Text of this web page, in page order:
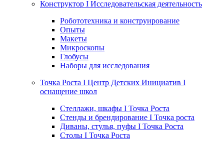
Конструктор I Исследовательская деятельность
Робототехника и конструирование
Опыты
Макеты
Микроскопы
Глобусы
Наборы для исследования
Точка Роста I Центр Детских Инициатив I
оснащение школ
Стеллажи, шкафы I Точка Роста
Стенды и брендирование I Точка роста
Диваны, стулья, пуфы I Точка Роста
Столы I Точка Роста